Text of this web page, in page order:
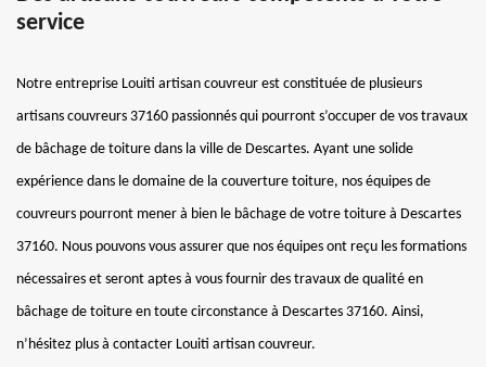
service
Notre entreprise Louiti artisan couvreur est constituée de plusieurs
artisans couvreurs 37160 passionnés qui pourront s’occuper de vos travaux
de bâchage de toiture dans la ville de Descartes. Ayant une solide
expérience dans le domaine de la couverture toiture, nos équipes de
couvreurs pourront mener à bien le bâchage de votre toiture à Descartes
37160. Nous pouvons vous assurer que nos équipes ont reçu les formations
nécessaires et seront aptes à vous fournir des travaux de qualité en
bâchage de toiture en toute circonstance à Descartes 37160. Ainsi,
n’hésitez plus à contacter Louiti artisan couvreur.